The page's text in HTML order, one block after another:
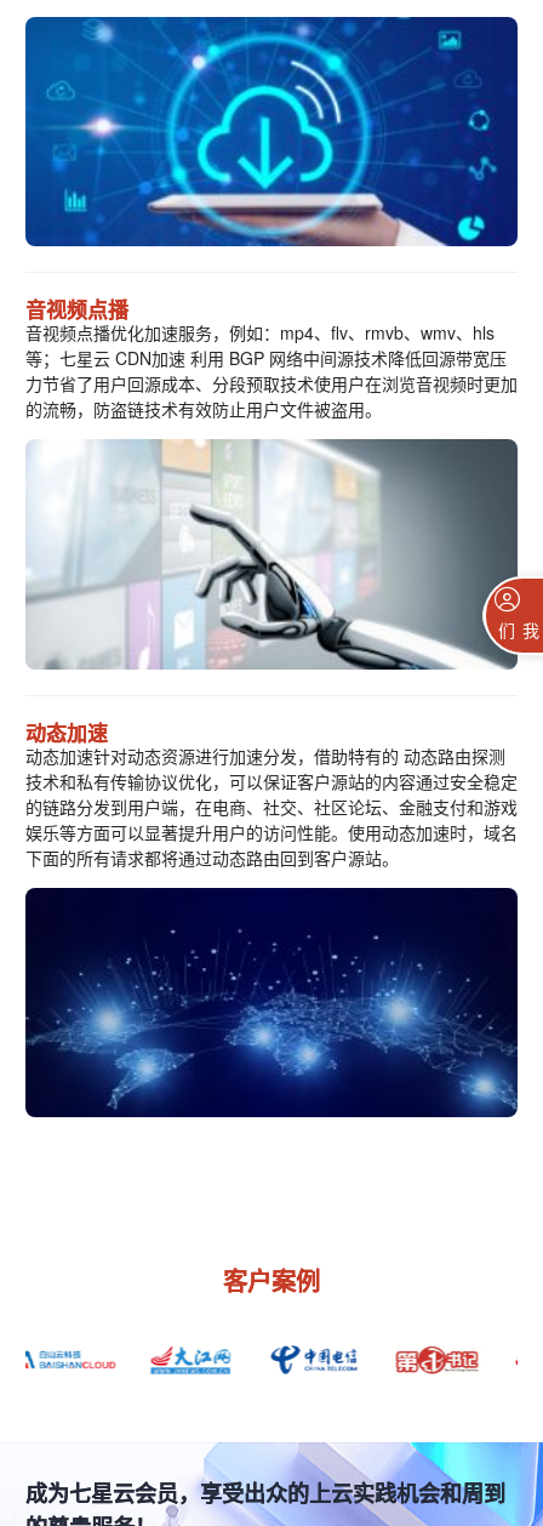
音视频点播
音视频点播优化加速服务，例如：mp4、flv、rmvb、wmv、hls
等；七星云 CDN加速 利用 BGP 网络中间源技术降低回源带宽压
力节省了用户回源成本、分段预取技术使用户在浏览音视频时更加
的流畅，防盗链技术有效防止用户文件被盗用。
动态加速
动态加速针对动态资源进行加速分发，借助特有的 动态路由探测
技术和私有传输协议优化，可以保证客户源站的内容通过安全稳定
的链路分发到用户端，在电商、社交、社区论坛、金融支付和游戏
娱乐等方面可以显著提升用户的访问性能。使用动态加速时，域名
下面的所有请求都将通过动态路由回到客户源站。
客户案例
成为七星云会员，享受出众的上云实践机会和周到
联系我们